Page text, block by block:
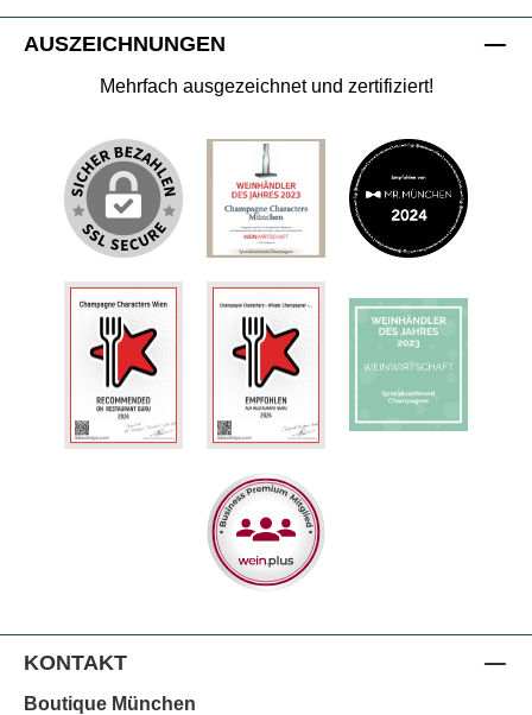
AUSZEICHNUNGEN
Mehrfach ausgezeichnet und zertifiziert!
KONTAKT
Boutique München